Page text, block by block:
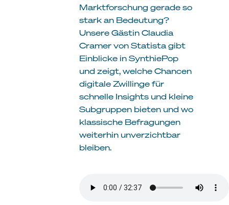
Marktforschung gerade so
stark an Bedeutung?
Unsere Gästin Claudia
Cramer von Statista gibt
Einblicke in SynthiePop
und zeigt, welche Chancen
digitale Zwillinge für
schnelle Insights und kleine
Subgruppen bieten und wo
klassische Befragungen
weiterhin unverzichtbar
bleiben.